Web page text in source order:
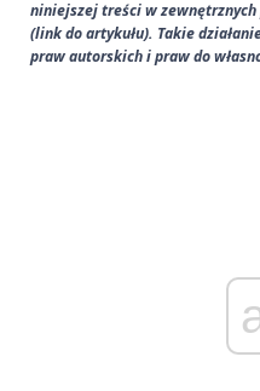
niniejszej treści w zewnętrznych
(link do artykułu). Takie
praw autorskich i praw do